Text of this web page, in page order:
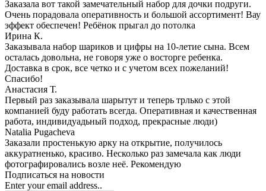
Заказала вот такой замечательный набор для дочки подруги.
Очень порадовала оперативность и большой ассортимент! Вау
эффект обеспечен! Ребёнок прыгал до потолка
Ирина К.
Заказывала набор шариков и цифры на 10-летие сына. Всем
осталась довольна, не говоря уже о восторге ребенка.
Доставка в срок, все четко и с учетом всех пожеланий!
Спасибо!
Анастасия Т.
Первый раз заказывала шарытут и теперь трлько с этой
компанией буду работать всегда. Оперативная и качественная
работа, индивидуадьный подход, прекрасные люди)
Natalia Pugacheva
Заказали простенькую арку на открытие, получилось
аккуратненько, красиво. Несколько раз замечала как люди
фотографировались возле неё. Рекомендую
Подписаться на новости
Enter your email address..